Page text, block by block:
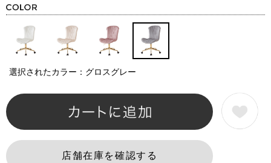
選択されたカラー：グロスグレー